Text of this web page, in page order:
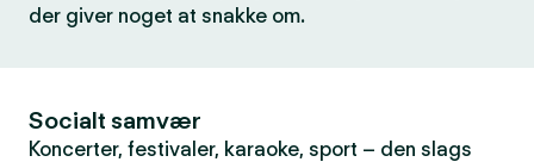
der giver noget at snakke om.
Socialt samvær
Koncerter, festivaler, karaoke, sport – den slags